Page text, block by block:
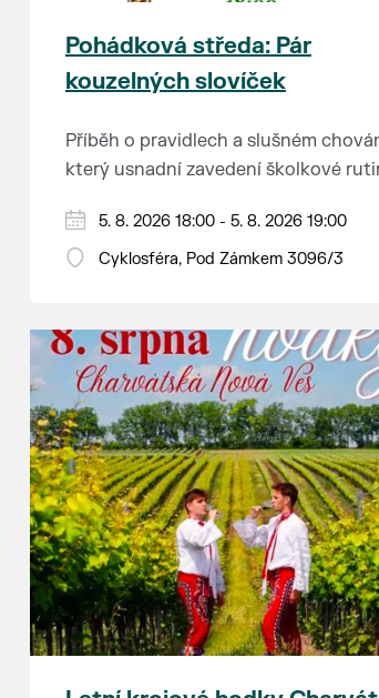
Pohádková středa: Pár
kouzelných slovíček
Příběh o pravidlech a slušném
který usnadní zavedení školkové
Hraje se jen za příznivého počasí.
Vstupné dobrovolné.
5. 8. 2026 18:00 - 5. 8. 2026 19:00
Cyklosféra, Pod Zámkem 3096/3